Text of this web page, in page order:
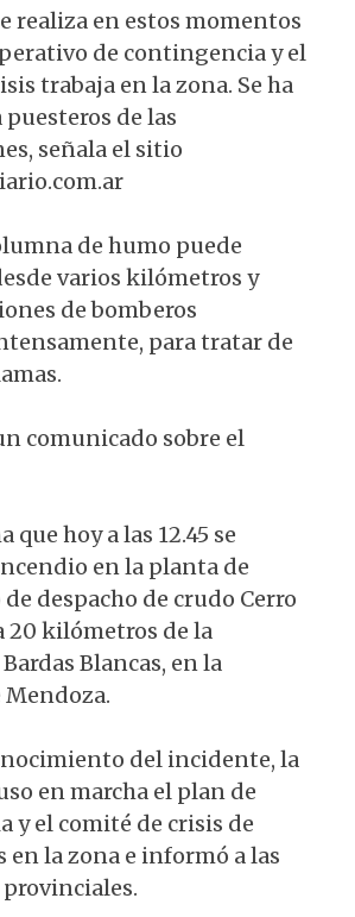
realiza en estos momentos
de contingencia y el
trabaja en la zona. Se ha
puesteros de las
señala el sitio
de humo puede
varios kilómetros y
de bomberos
para tratar de
comunicado sobre el
que hoy a las 12.45 se
en la planta de
despacho de crudo Cerro
20 kilómetros de la
Blancas, en la
del incidente, la
en marcha el plan de
y el comité de crisis de
en la zona e informó a las